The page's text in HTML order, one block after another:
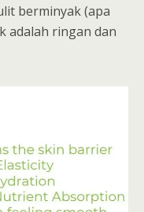
berminyak (apa
adalah ringan dan